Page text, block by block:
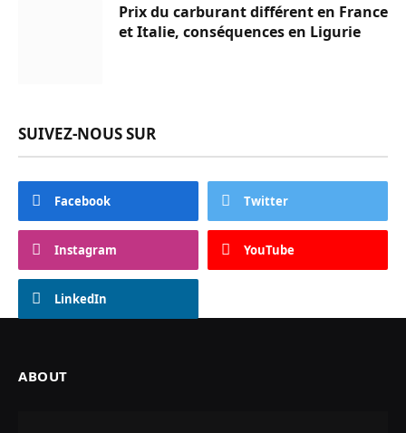
Prix du carburant différent en France
et Italie, conséquences en Ligurie
SUIVEZ-NOUS SUR
Facebook Twitter
Instagram YouTube
LinkedIn
ABOUT